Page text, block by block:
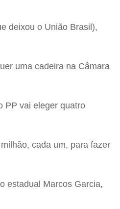
deixou o União Brasil),
uma cadeira na Câmara
PP vai eleger quatro
cada um, para fazer
estadual Marcos Garcia,